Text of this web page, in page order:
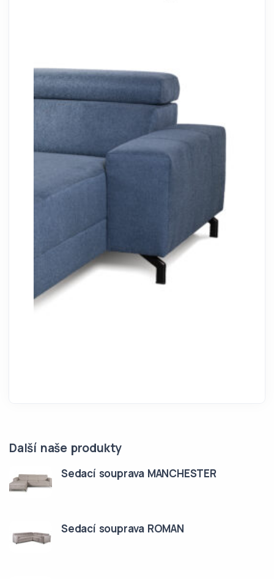
Další naše produkty
Sedací souprava MANCHESTER
Sedací souprava ROMAN